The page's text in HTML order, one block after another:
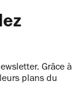
Grâce à
plans du